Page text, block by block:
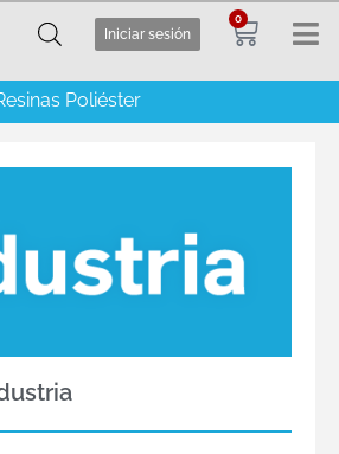
Iniciar sesión
0
Poliéster